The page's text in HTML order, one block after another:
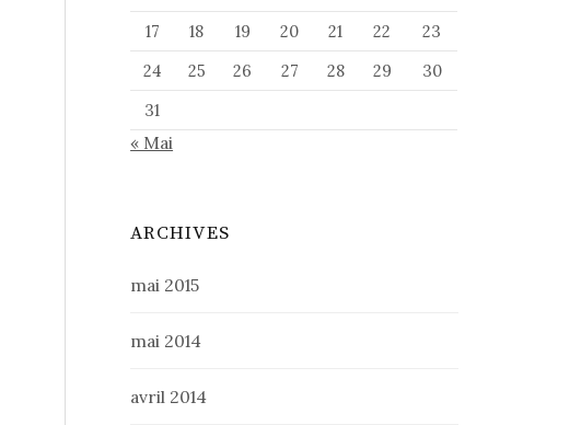
17
18 19 20 21 22
23
24
25 26 27 28 29
30
31
« Mai
ARCHIVES
mai 2015
mai 2014
avril 2014